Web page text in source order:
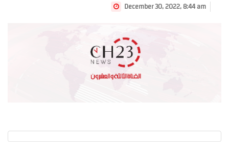
December 30, 2022, 8:44 am